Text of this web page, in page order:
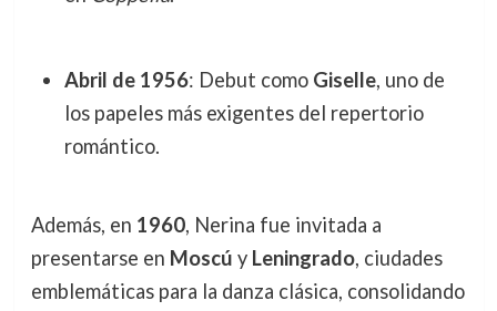
Abril de 1956: Debut como Giselle, uno de
los papeles más exigentes del repertorio
romántico.
Además, en 1960, Nerina fue invitada a
presentarse en Moscú y Leningrado, ciudades
emblemáticas para la danza clásica, consolidando